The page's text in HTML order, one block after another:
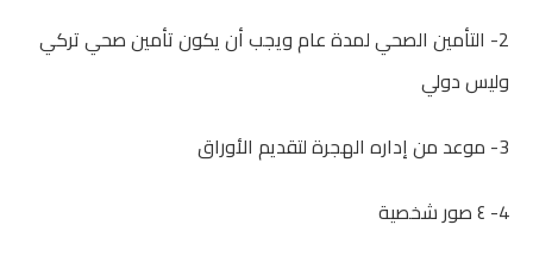
2- التأمين الصحي لمدة عام ويجب أن يكون تأمين صحي تركي
وليس دولي
3- موعد من إداره الهجرة لتقديم الأوراق
4- ٤ صور شخصية